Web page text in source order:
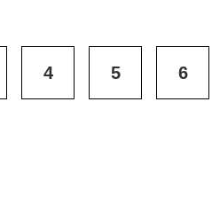
4 5 6